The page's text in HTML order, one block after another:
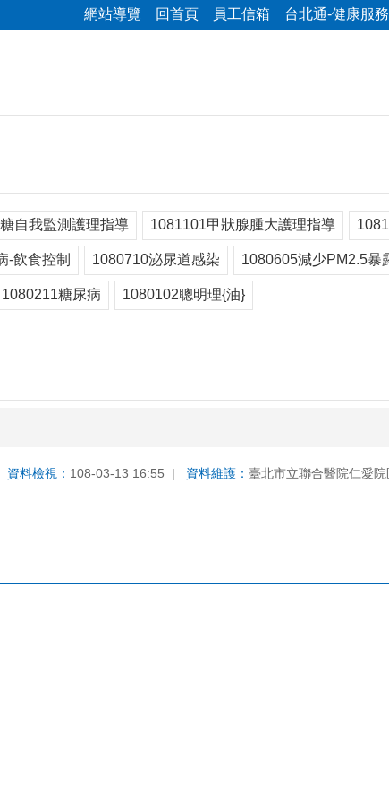
網站導覽 回首頁 員工信箱 台北通-健康服務
自我監測護理指導 1081101甲狀腺腫大護理指導
-飲食控制 1080710泌尿道感染 1080605減少PM2.5暴
1080211糖尿病 1080102聰明理{油}
資料檢視： 108-03-13 16:55 資料維護： 臺北市立聯合醫院仁愛院